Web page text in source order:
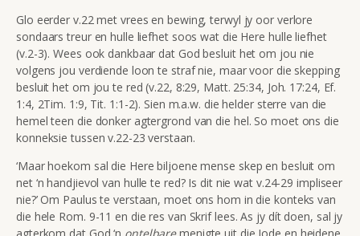
Glo eerder v.22 met vrees en bewing, terwyl jy oor verlore
sondaars treur en hulle liefhet soos wat die Here hulle liefhet
(v.2-3). Wees ook dankbaar dat God besluit het om jou nie
volgens jou verdiende loon te straf nie, maar voor die skepping
besluit het om jou te red (v.22, 8:29, Matt. 25:34, Joh. 17:24, Ef.
1:4, 2Tim. 1:9, Tit. 1:1-2). Sien m.a.w. die helder sterre van die
hemel teen die donker agtergrond van die hel. So moet ons die
konneksie tussen v.22-23 verstaan.
‘Maar hoekom sal die Here biljoene mense skep en besluit om
net ‘n handjievol van hulle te red? Is dit nie wat v.24-29 impliseer
nie?’ Om Paulus te verstaan, moet ons hom in die konteks van
die hele Rom. 9-11 en die res van Skrif lees. As jy dít doen, sal jy